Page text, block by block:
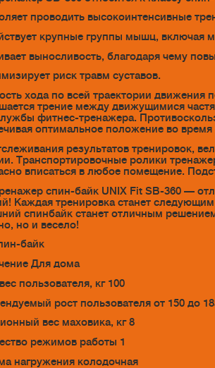
проводить высокоинтенсивные
крупные группы мышц, включая
выносливость, благодаря чему
риск травм суставов.
хода по всей траектории
трение между движущимися
фитнес-тренажера.
оптимальное положение во
результатов тренировок,
Транспортировочные ролики
вписаться в любое помещение.
спин-байк UNIX Fit SB-360 —
Каждая тренировка станет
спинбайк станет отличным
но и весело!
байк
Для дома
пользователя, кг 100
рост пользователя от 150 до
вес маховика, кг 8
режимов работы 1
нагружения колодочная